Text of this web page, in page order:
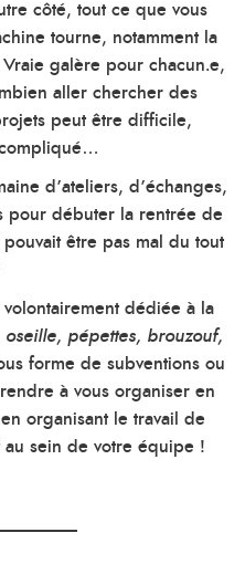
côté, tout ce que vous
tourne, notamment la
galère pour chacun.e,
aller chercher des
peut être difficile,
d’ateliers, d’échanges,
pour débuter la rentrée de
être pas mal du tout
dédiée à la
pépettes, brouzouf,
forme de subventions ou
à vous organiser en
organisant le travail de
sein de votre équipe !